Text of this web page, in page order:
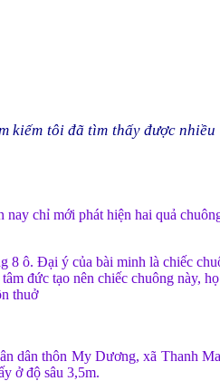
tôi đã tìm thấy được nhiều
chỉ mới phát hiện hai quả
8 ô. Đại ý của bài minh là chiếc
đức tạo nên chiếc chuông này,
thuở
dân thôn My Dương, xã Thanh
ở độ sâu 3,5m.